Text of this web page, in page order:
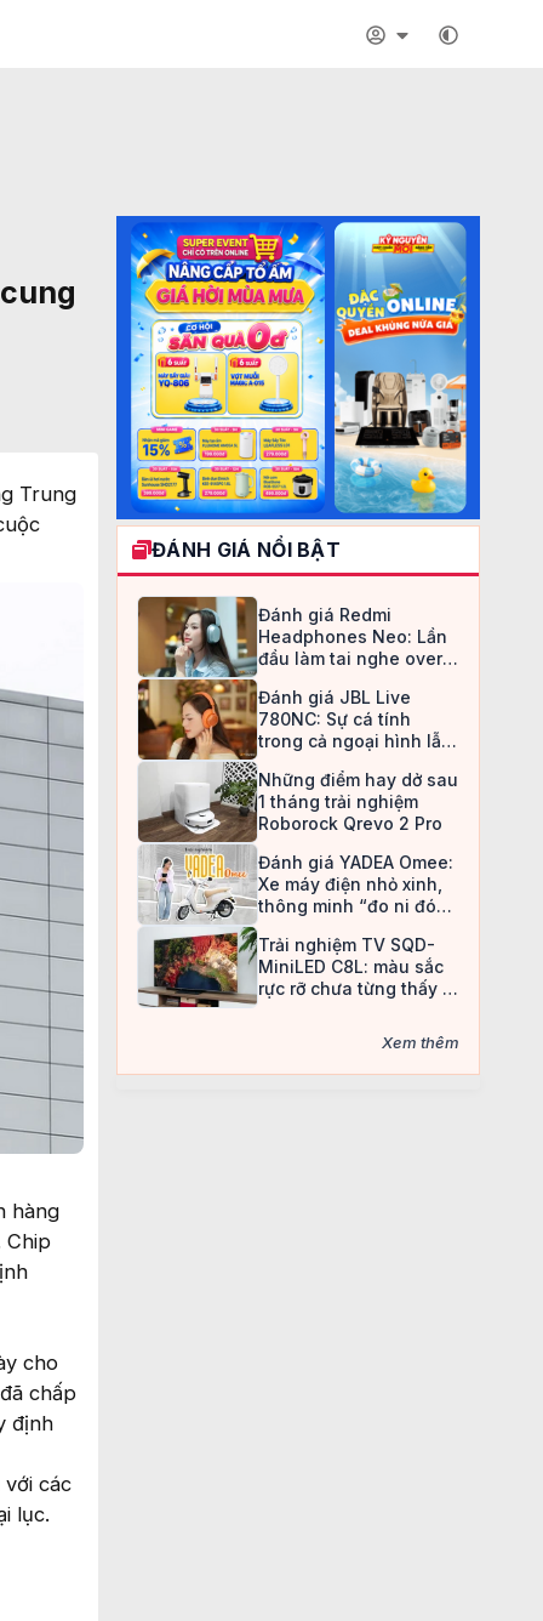
Trung
hàng
Chip
cho
chấp
định
các
lục.
ĐÁNH GIÁ NỔI BẬT
Đánh giá Redmi
Headphones Neo: Lần
đầu làm tai nghe over-
an toàn
Đánh giá JBL Live
780NC: Sự cá tính
trong cả ngoại hình lẫn
Những điểm hay dở sau
1 tháng trải nghiệm
Roborock Qrevo 2 Pro
Đánh giá YADEA Omee:
Xe máy điện nhỏ xinh,
thông minh “đo ni đóng
Trải nghiệm TV SQD-
MiniLED C8L: màu sắc
rực rỡ chưa từng thấy ở
Xem thêm